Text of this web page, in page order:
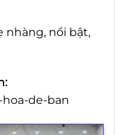
nhàng, nổi bật,
de-ban